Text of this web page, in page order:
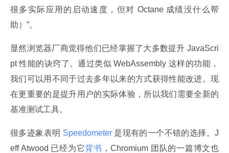
很多实际应用的启动速度，但对 Octane 成绩没什么帮
助）”。
显然浏览器厂商觉得他们已经掌握了大多数提升 JavaScri
pt 性能的诀窍了。通过类似 WebAssembly 这样的功能，
我们可以用不同于过去多年以来的方式获得性能改进。现
在更重要的是提升用户的实际体验，所以我们需要全新的
基准测试工具。
很多迹象表明 Speedometer 是现有的一个不错的选择。J
eff Atwood 已经为它背书 ，Chromium 团队的一篇博文也